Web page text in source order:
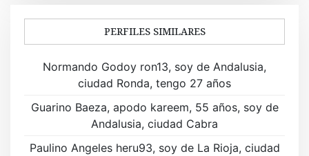
ó
n
PERFILES SIMILARES
Normando Godoy ron13, soy de Andalusia,
ciudad Ronda, tengo 27 años
Guarino Baeza, apodo kareem, 55 años, soy de
Andalusia, ciudad Cabra
Paulino Angeles heru93, soy de La Rioja, ciudad